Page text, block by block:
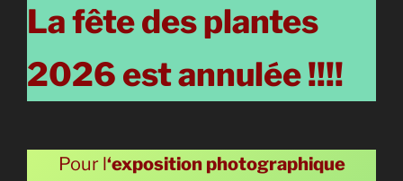
La fête des plantes
2026 est annulée !!!!
Pour l‘exposition photographique